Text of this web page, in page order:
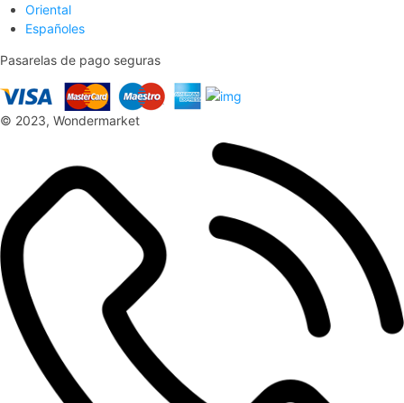
Oriental
Españoles
Pasarelas de pago seguras
© 2023, Wondermarket